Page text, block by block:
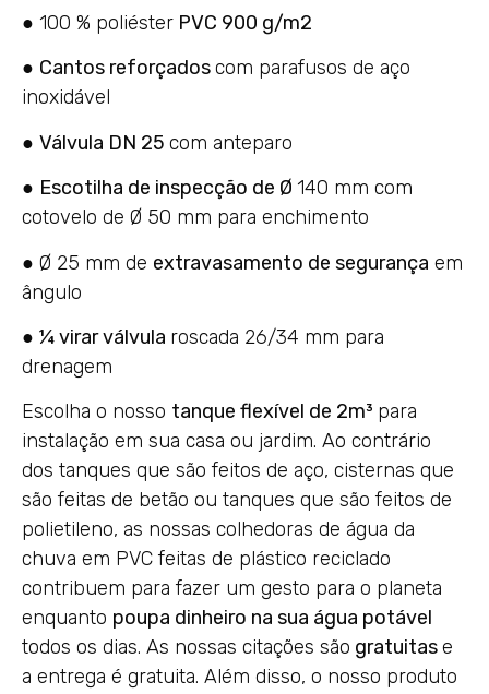
● 100 % poliéster PVC 900 g/m2
● Cantos reforçadoscom parafusos de aço
inoxidável
● Válvula DN 25 com anteparo
● Escotilha de inspecção de Ø 140 mm com
cotovelo de Ø 50 mm para enchimento
● Ø 25 mm de extravasamento de segurança em
ângulo
● ¼ virar válvula roscada 26/34 mm para
drenagem
Escolha o nosso tanque flexível de 2m³ para
instalação em sua casa ou jardim. Ao contrário
dos tanques que são feitos de aço, cisternas que
são feitas de betão ou tanques que são feitos de
polietileno, as nossas colhedoras de água da
chuva em PVC feitas de plástico reciclado
contribuem para fazer um gesto para o planeta
enquanto poupa dinheiro na sua água potável
todos os dias. As nossas citações são gratuitase
a entrega é gratuita. Além disso, o nosso produto